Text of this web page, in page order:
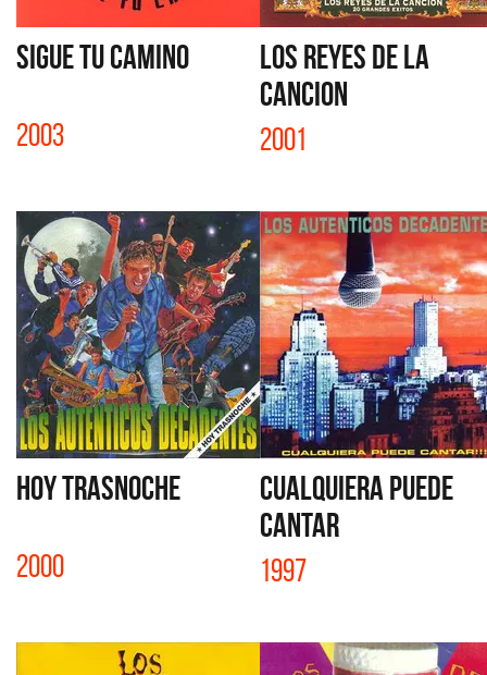
SIGUE TU CAMINO
2003
LOS REYES DE LA
CANCION
2001
HOY TRASNOCHE
2000
CUALQUIERA PUEDE
CANTAR
1997